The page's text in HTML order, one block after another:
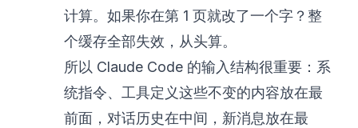
计算。如果你在第 1 页就改了一个字？整
个缓存全部失效，从头算。
所以 Claude Code 的输入结构很重要：系
统指令、工具定义这些不变的内容放在最
前面，对话历史在中间，新消息放在最